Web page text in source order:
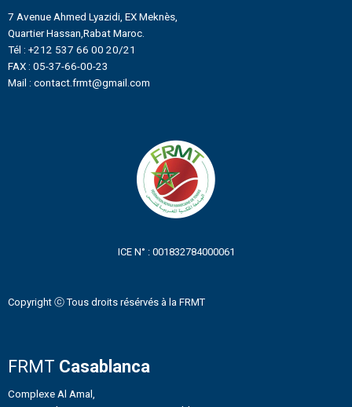
7 Avenue Ahmed Lyazidi, EX Meknès,
Quartier Hassan,Rabat Maroc.
Tél : +212 537 66 00 20/21
FAX : 05-37-66-00-23
Mail : contact.frmt@gmail.com
ICE N° : 001832784000061
Copyright ⓒ Tous droits résérvés à la FRMT
FRMT Casablanca
Complexe Al Amal,